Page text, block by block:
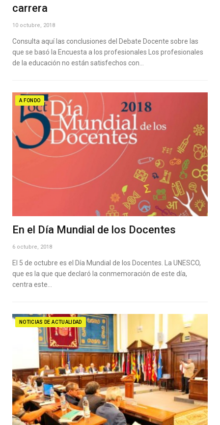
carrera
10 octubre, 2018
Consulta aquí las conclusiones del Debate Docente sobre las
que se basó la Encuesta a los profesionales Los profesionales
de la educación no están satisfechos con…
A FONDO
En el Día Mundial de los Docentes
6 octubre, 2018
El 5 de octubre es el Día Mundial de los Docentes. La UNESCO,
que es la que que declaró la conmemoración de este día,
centra este…
NOTICIAS DE ACTUALIDAD